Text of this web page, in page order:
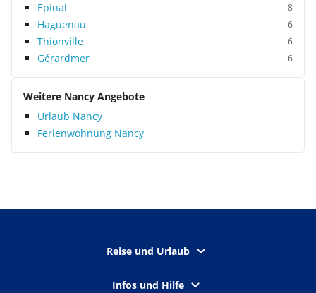
Epinal 8
Haguenau 6
Thionville 6
Gérardmer 6
Weitere Nancy Angebote
Urlaub Nancy
Ferienwohnung Nancy
Reise und Urlaub
Infos und Hilfe